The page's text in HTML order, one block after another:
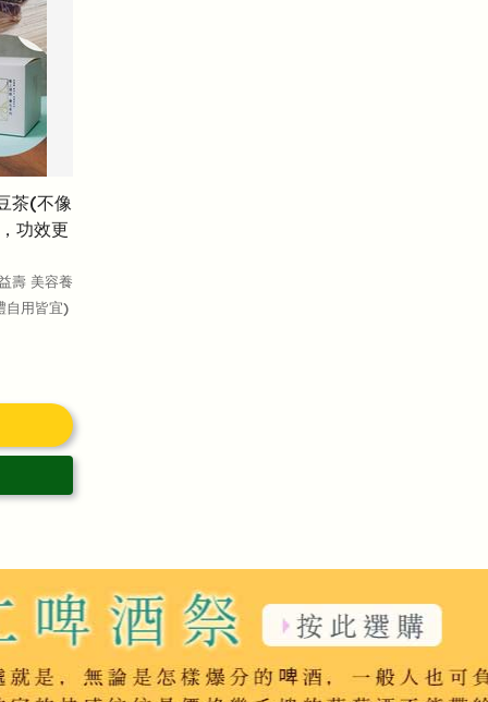
茶(不像
功效更
壽 美容養
自用皆宜)